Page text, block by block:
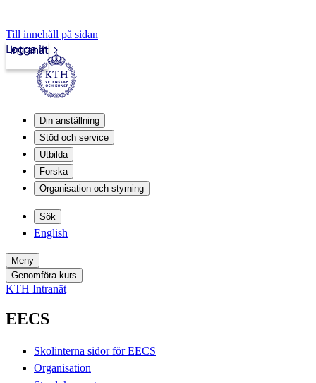
Till innehåll på sidan
Intranät
Logga in
Din anställning
Stöd och service
Utbilda
Forska
Organisation och styrning
Sök
English
Meny
Genomföra kurs
KTH Intranät
EECS
Skolinterna sidor för EECS
Organisation